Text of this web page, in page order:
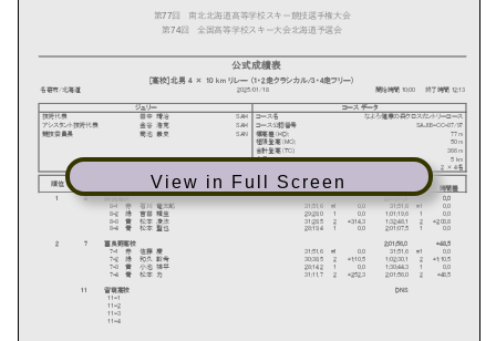
View in Full Screen